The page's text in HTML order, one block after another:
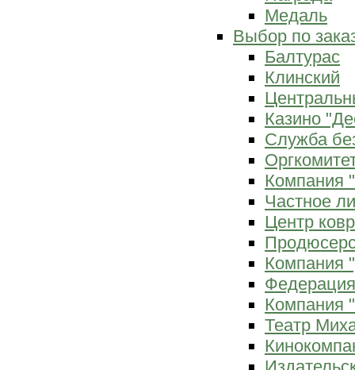
Медаль
Выбор по
Балтурас
Клинский
Казино
Служба
Компания
Частное
Центр
Компания
Компания
Театр